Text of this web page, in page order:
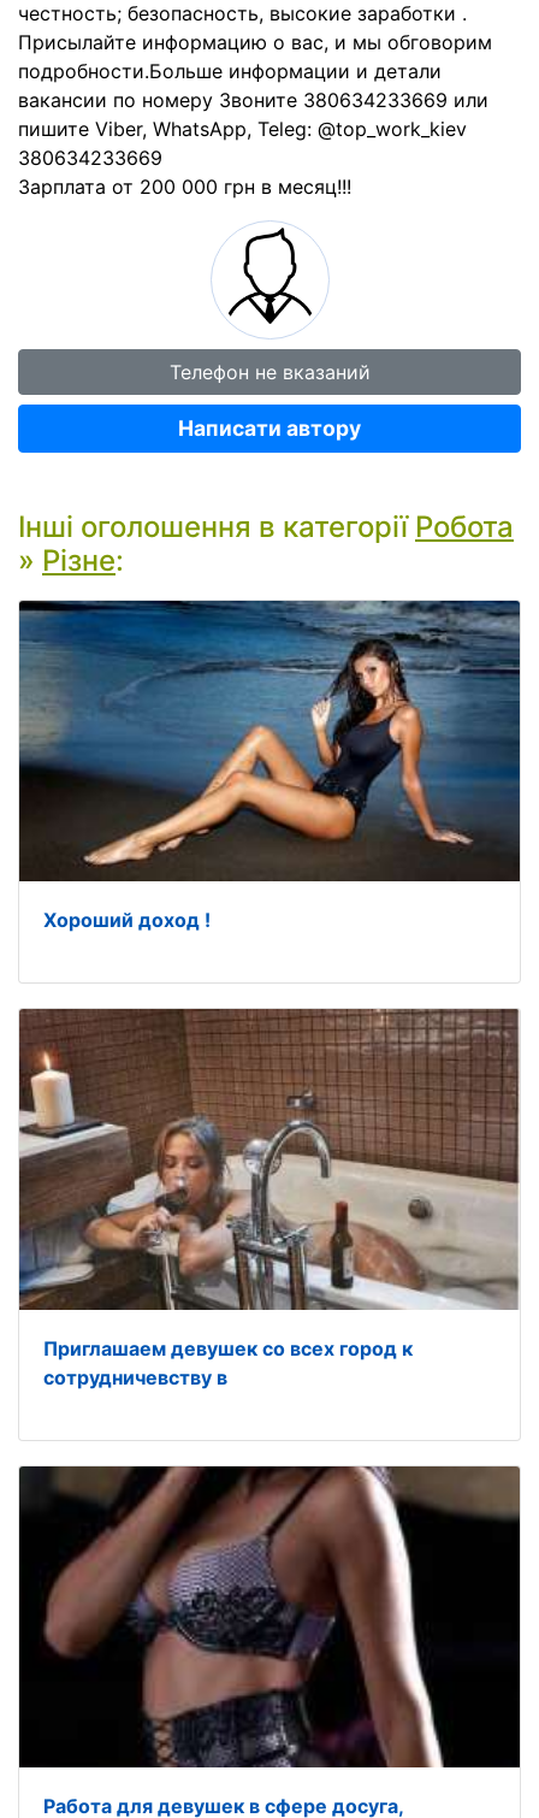
честность; безопасность, высокие заработки .
Присылайте информацию о вас, и мы обговорим
подробности.Больше информации и детали
вакансии по номеру Звоните 380634233669 или
пишите Viber, WhatsApp, Teleg: @top_work_kiev
380634233669
Зарплата от 200 000 грн в месяц!!!
Телефон не вказаний
Написати автору
Інші оголошення в категорії Робота
» Різне:
Хороший доход !
Приглашаем девушек со всех город к
сотрудничевству в
Работа для девушек в сфере досуга,